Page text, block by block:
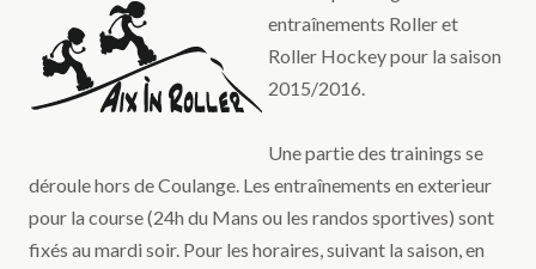
entraînements Roller et
Roller Hockey pour la saison
2015/2016.
Une partie des trainings se
déroule hors de Coulange. Les entraînements en exterieur
pour la course (24h du Mans ou les randos sportives) sont
fixés au mardi soir. Pour les horaires, suivant la saison, en